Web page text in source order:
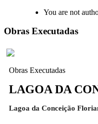
You are not
Obras Executadas
Obras Executadas
LAGOA DA
Lagoa da Conceição